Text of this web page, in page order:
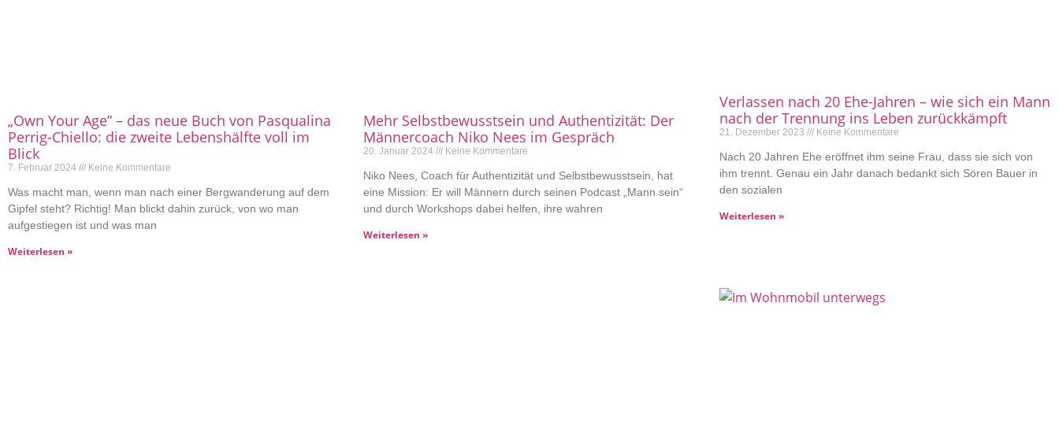
„Own Your Age” – das neue Buch von Pasqualina
Perrig-Chiello: die zweite Lebenshälfte voll im
Blick
7. Februar 2024 Keine Kommentare
Was macht man, wenn man nach einer Bergwanderung auf dem
Gipfel steht? Richtig! Man blickt dahin zurück, von wo man
aufgestiegen ist und was man
Weiterlesen »
Mehr Selbstbewusstsein und Authentizität: Der
Männercoach Niko Nees im Gespräch
20. Januar 2024 Keine Kommentare
Niko Nees, Coach für Authentizität und Selbstbewusstsein, hat
eine Mission: Er will Männern durch seinen Podcast „Mann sein“
und durch Workshops dabei helfen, ihre wahren
Weiterlesen »
Verlassen nach 20 Ehe-Jahren – wie sich ein Mann
nach der Trennung ins Leben zurückkämpft
21. Dezember 2023 Keine Kommentare
Nach 20 Jahren Ehe eröffnet ihm seine Frau, dass sie sich von
ihm trennt. Genau ein Jahr danach bedankt sich Sören Bauer in
den sozialen
Weiterlesen »